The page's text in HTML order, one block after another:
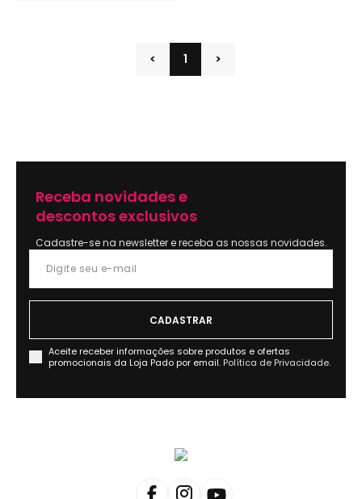
< 1 >
Receba novidades e
descontos exclusivos
Cadastre-se na newsletter e receba as nossas novidades.
Aceite receber informações sobre produtos e ofertas
promocionais da Loja Pado por email. Política de Privacidade.